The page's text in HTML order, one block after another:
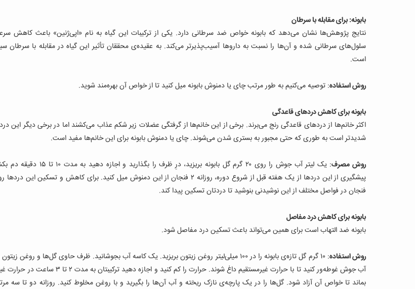
بابونه: برای مقابله با سرطان
نتایج پژوهش‌ها نشان می‌دهد که بابونه خواص ضد سرطانی دارد. یکی از ترکیبات این گیاه به نام «اپی‌ژنین» باعث کاهش
سلول‌های سرطانی شده و آن‌ها را نسبت به داروها آسیب‌پذیرتر می‌کند. به عقیده‌ی محققان تأثیر این گیاه در مقابله با سرطان
است.
روش استفاده: توصیه می‌کنیم به طور مرتب چای یا دمنوش بابونه میل کنید تا از خواص آن بهره‌مند شوید.
بابونه برای کاهش دردهای قاعدگی
اکثر خانم‌ها از دردهای قاعدگی رنج می‌برند. برخی از این خانم‌ها از گرفتگی عضلات زیر شکم عذاب می‌کشند اما در برخی دیگر این
شدیدتر است به طوری که حتی مجبور به بستری شدن می‌شوند. چای یا دمنوش بابونه برای این خانم‌ها مفید است.
روش مصرف
: یک لیتر آب جوش را روی ۲۰ گرم گل بابونه بریزید، درِ ظرف را
پیشگیری از این دردها از یک هفته قبل از شروع دوره، روزانه ۲ فنجان از این دمنوش میل کنید. برای کاهش و تسکین این
فنجان در فواصل مختلف از این نوشیدنی بنوشید تا دردتان تسکین پیدا کند.
بابونه برای کاهش درد مفاصل
بابونه ضد التهاب است برای همین می‌تواند باعث تسکین درد مفاصل شود.
روش استفاده
: ۱۰ گرم گل تازه‌ی بابونه را در ۱۰۰ میلی‌لیتر روغن زیتون بریزید. یک کاسه آب بجوشانید. ظرف حاوی گل‌ها و روغن
آب جوش غوطه‌ور کنید تا با حرارت غیرمستقیم داغ شوند. حرارت را کم کنید و اجازه دهید
بماند تا خواص آن آزاد شود. گل‌ها را در یک پارچه‌ی نازک ریخته و آب آن‌ها را بگیرید و با روغن مخلوط کنید. روزانه دو تا سه